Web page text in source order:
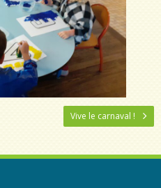
Vive le carnaval !